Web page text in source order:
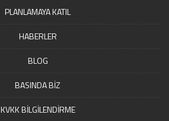
PLANLAMAYA KATIL
HABERLER
BLOG
BASINDA BİZ
KVKK BİLGİLENDİRME